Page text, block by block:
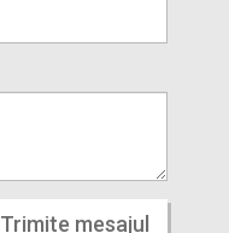
Trimite mesajul